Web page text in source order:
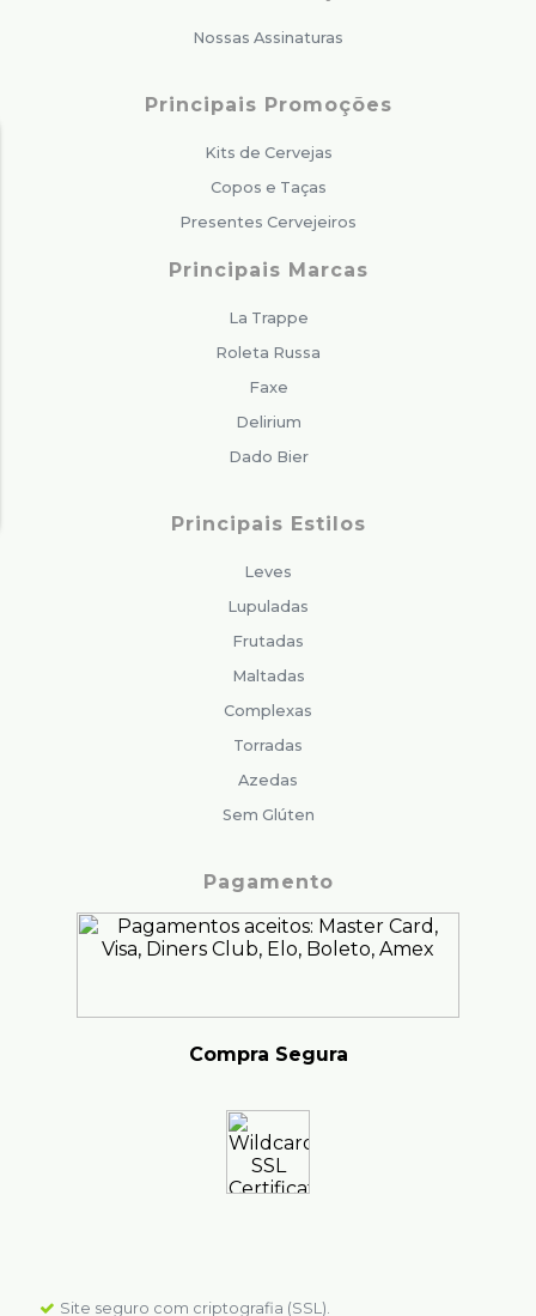
Nossas Assinaturas
Principais Promoções
Kits de Cervejas
Copos e Taças
Presentes Cervejeiros
Principais Marcas
La Trappe
Roleta Russa
Faxe
Delirium
Dado Bier
Principais Estilos
Leves
Lupuladas
Frutadas
Maltadas
Complexas
Torradas
Azedas
Sem Glúten
Pagamento
Compra Segura
Site seguro com criptografia (SSL).